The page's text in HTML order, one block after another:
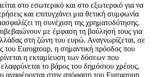
στο εσωτερικό και στο εξωτερικό για να
και επιτυγχάνει μια θετική συμφωνία
τη συνέχιση της χρηματοδότησης.
με έμφαση τη βούλησή τους για
στη ζώνη του ευρώ. Αναγνωρίζεται, σε
του Eurogroup, η σημαντική πρόοδος που
η εκταμίευση των δόσεων που
το βάρος του δημόσιου χρέους,
αναφέρονται στην απόφαση του Eurogroup